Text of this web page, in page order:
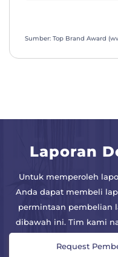
Sumber: Top Brand Award
Laporan
Untuk memperoleh
Anda dapat membeli
permintaan pembelian
dibawah ini. Tim kami
Request